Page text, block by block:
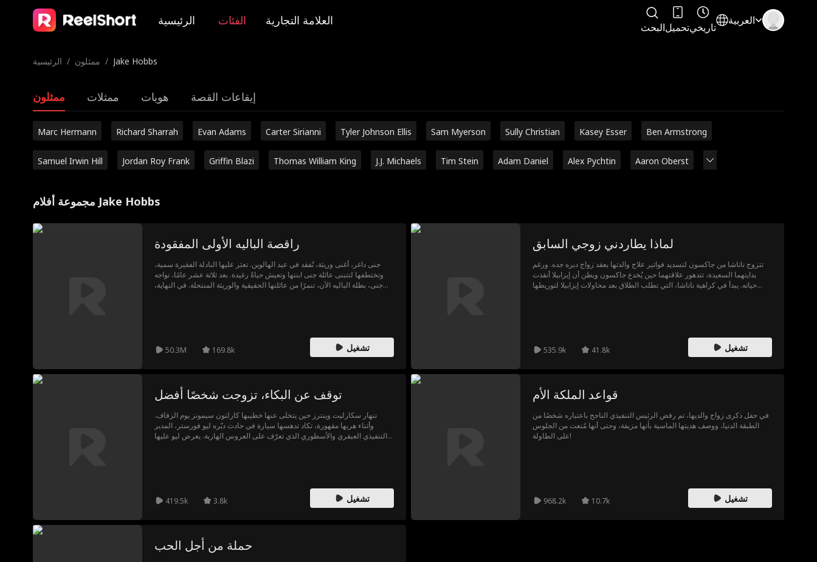
الرئيسية الفئات العلامة التجارية البحثتحميلتاريخي
العربية
الرئيسية / ممثلون / Jake Hobbs
ممثلون ممثلات هويات إيقاعات القصة
Marc Hermann Richard Sharrah Evan Adams Carter Sirianni Tyler Johnson Ellis Sam Myerson Sully Christian Kasey Esser Ben Armstrong
Samuel Irwin Hill Jordan Roy Frank Griffin Blazi Thomas William King J.J. Michaels Tim Stein Adam Daniel Alex Pychtin Aaron Oberst
مجموعة أفلام Jake Hobbs
راقصة الباليه الأولى المفقودة
جنى داغر، أغنى وريثة، تُفقد في عيد الهالوين. تعثر عليها النادلة الفقيرة سمية،
وتختطفها لتتبنى عائلة جنى ابنتها وتعيش حياةً رغيدة. بعد ثلاثة عشر عامًا، تواجه
جنى، بطلة الباليه الآن، تنمرًا من عائلتها الحقيقية والوريثة المنتحلة. في النهاية،
50.3M 169.8k تشغيل
لماذا يطاردني زوجي السابق
تتزوج ناتاشا من جاكسون لتسديد فواتير علاج والدتها بعقد زواج دبره جده. ورغم
بدايتهما السعيدة، تتدهور علاقتهما حين يُخدع جاكسون ويظن أن إيزابيلا أنقذت
حياته. يبدأ في كراهية ناتاشا، التي تطلب الطلاق بعد محاولات إيزابيلا لتوريطها
535.9k 41.8k تشغيل
توقف عن البكاء، تزوجت شخصًا أفضل
تنهار سكارليت وينترز حين يتخلى عنها خطيبها كارلتون سيمونز يوم الزفاف.
وأثناء هربها مقهورة، تكاد تدهسها سيارة في حادث دبّره ليو فورستر، المدير
التنفيذي العبقري والأسطوري الذي تعرّف على العروس الهاربة. يعرض ليو عليها
419.5k 3.8k تشغيل
قواعد الملكة الأم
في حفل ذكرى زواج والديها، تم رفض الرئيس التنفيذي الناجح باعتباره شخصًا من
الطبقة الدنيا، ووصف هديتها الماسية بأنها مزيفة، وحتى أنها مُنعت من الجلوس
على الطاولة!
968.2k 10.7k تشغيل
حملة من أجل الحب